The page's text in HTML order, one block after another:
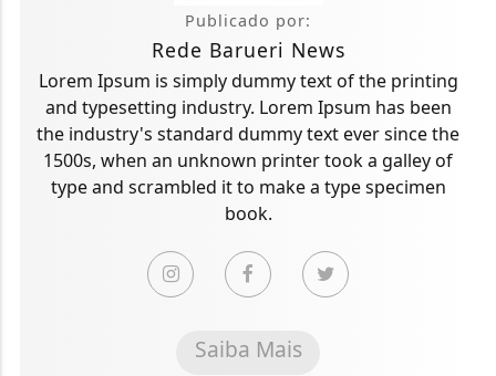
Publicado por:
Rede Barueri News
Lorem Ipsum is simply dummy text of the printing
and typesetting industry. Lorem Ipsum has been
the industry's standard dummy text ever since the
1500s, when an unknown printer took a galley of
type and scrambled it to make a type specimen
book.
Saiba Mais